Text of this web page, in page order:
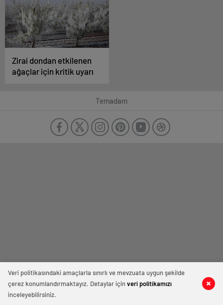
Zirai dondan etkilenen
ağaçlar için kritik uyarı
Temadam
Veri politikasındaki amaçlarla sınırlı ve mevzuata uygun şekilde
çerez konumlandırmaktayız. Detaylar içinveri politikamızı
inceleyebilirsiniz.